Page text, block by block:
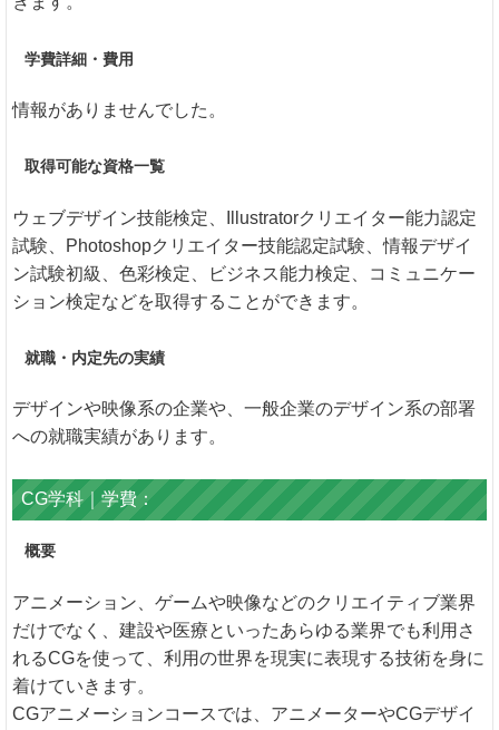
学費詳細・費用
情報がありませんでした。
取得可能な資格一覧
ウェブデザイン技能検定、Illustratorクリエイター能力認定
試験、Photoshopクリエイター技能認定試験、情報デザイ
ン試験初級、色彩検定、ビジネス能力検定、コミュニケー
ション検定などを取得することができます。
就職・内定先の実績
デザインや映像系の企業や、一般企業のデザイン系の部署
への就職実績があります。
CG学科｜学費：
概要
アニメーション、ゲームや映像などのクリエイティブ業界
だけでなく、建設や医療といったあらゆる業界でも利用さ
れるCGを使って、利用の世界を現実に表現する技術を身に
着けていきます。
CGアニメーションコースでは、アニメーターやCGデザイ